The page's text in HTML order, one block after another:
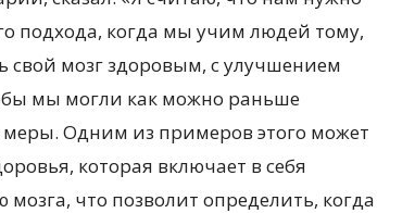
подхода, когда мы учим людей тому,
свой мозг здоровым, с улучшением
мы могли как можно раньше
Одним из примеров этого может
которая включает в себя
что позволит определить, когда